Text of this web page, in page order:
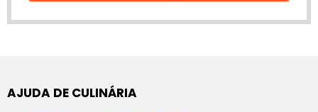
AJUDA DE CULINÁRIA